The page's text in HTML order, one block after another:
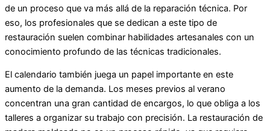
de un proceso que va más allá de la reparación técnica. Por
eso, los profesionales que se dedican a este tipo de
restauración suelen combinar habilidades artesanales con un
conocimiento profundo de las técnicas tradicionales.
El calendario también juega un papel importante en este
aumento de la demanda. Los meses previos al verano
concentran una gran cantidad de encargos, lo que obliga a los
talleres a organizar su trabajo con precisión. La restauración de